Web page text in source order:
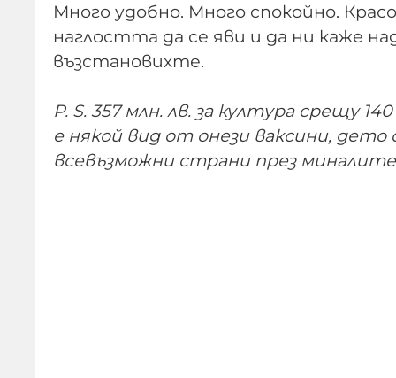
Много удобно. Много спокойно.
наглостта да се яви и да ни каже
възстановихте.
P. S. 357 млн. лв. за култура срещу
е някой вид от онези ваксини,
всевъзможни страни през